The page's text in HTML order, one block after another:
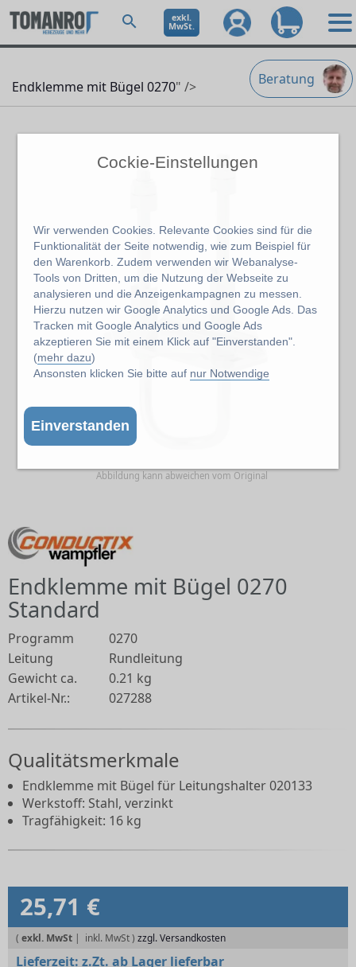
Cockie-Einstellungen
Wir verwenden Cookies. Relevante Cookies sind für die
Funktionalität der Seite notwendig, wie zum Beispiel für
den Warenkorb. Zudem verwenden wir Webanalyse-
Tools von Dritten, um die Nutzung der Webseite zu
analysieren und die Anzeigenkampagnen zu messen.
Hierzu nutzen wir Google Analytics und Google Ads. Das
Tracken mit Google Analytics und Google Ads
akzeptieren Sie mit einem Klick auf "Einverstanden".
(mehr dazu)
Ansonsten klicken Sie bitte auf nur Notwendige
Einverstanden
exkl.
MwSt.
Beratung
Endklemme mit Bügel 0270" />
Abbildung kann abweichen vom Original
Endklemme mit Bügel 0270
Standard
Programm
0270
Leitung
Rundleitung
Gewicht ca.
0.21 kg
Artikel-Nr.:
027288
Qualitätsmerkmale
Endklemme mit Bügel für Leitungshalter 020133
Werkstoff: Stahl, verzinkt
Tragfähigkeit: 16 kg
25,71 €
( exkl. MwSt | zzgl. Versandkosten
Lieferzeit: z.Zt. ab Lager lieferbar